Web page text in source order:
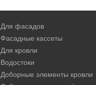
Для фасадов
Фасадные кассеты
Для кровли
Водостоки
Доборные элементы кровли